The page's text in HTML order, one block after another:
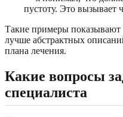
пустоту. Это вызывает
Такие примеры показывают
лучше абстрактных
плана лечения.
Какие вопросы
специалиста